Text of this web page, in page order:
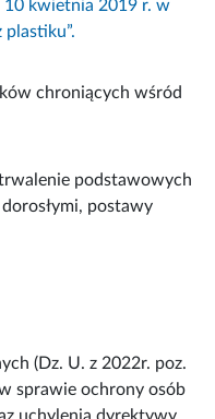
kwietnia 2019 r. w
chroniących wśród
podstawowych
postawy
(Dz. U. z 2022r. poz.
sprawie ochrony osób
uchylenia dyrektywy